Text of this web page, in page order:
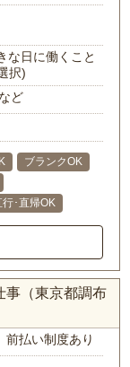
な日に働くこと
択)
ど
ブランクOK
行･直帰OK
事（東京都調布
前払い制度あり